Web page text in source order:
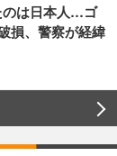
のは日本人…ゴ
損、警察が経緯